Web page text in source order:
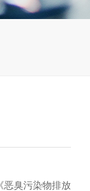
恶臭污染物排放